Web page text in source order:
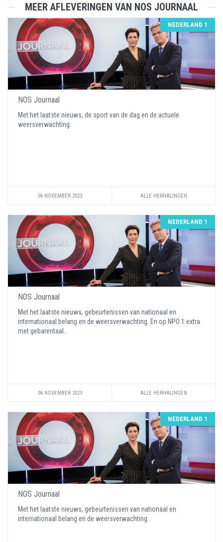
MEER AFLEVERINGEN VAN NOS JOURNAAL
NEDERLAND 1
NOS Journaal
Met het laatste nieuws, de sport van de dag en de actuele
weersverwachting.
06 NOVEMBER 2023 ALLE HERHALINGEN
NEDERLAND 1
NOS Journaal
Met het laatste nieuws, gebeurtenissen van nationaal en
internationaal belang en de weersverwachting. En op NPO 1 extra
met gebarentaal.
06 NOVEMBER 2023 ALLE HERHALINGEN
NEDERLAND 1
NOS Journaal
Met het laatste nieuws, gebeurtenissen van nationaal en
internationaal belang en de weersverwachting.